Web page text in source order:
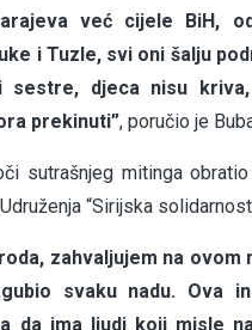
već cijele BiH,
i Tuzle, svi oni šalju
sestre, djeca nisu kriva,
prekinuti”, poručio je
sutrašnjeg mitinga
“Sirijska
zahvaljujem na ovom
svaku nadu. Ova
da ima ljudi koji misle